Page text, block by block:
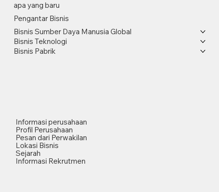
apa yang baru
Pengantar Bisnis
Bisnis Sumber Daya Manusia Global
Bisnis Teknologi
Bisnis Pabrik
Informasi perusahaan
Profil Perusahaan
Pesan dari Perwakilan
Lokasi Bisnis
Sejarah
Informasi Rekrutmen